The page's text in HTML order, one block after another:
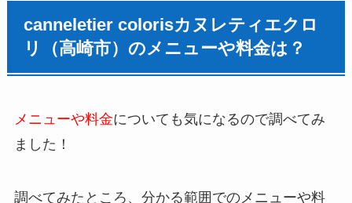
canneletier colorisカヌレティエクロ
リ（高崎市）のメニューや料金は？
メニューや料金についても気になるので調べてみ
ました！
調べてみたところ、分かる範囲でのメニューや料